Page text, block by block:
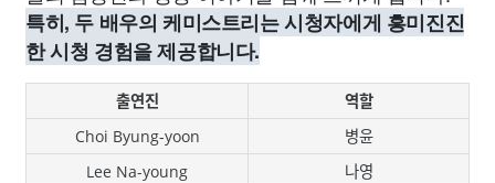
특히, 두 배우의 케미스트리는 시청자에게 흥미진진
한 시청 경험을 제공합니다.
출연진
역할
Choi Byung-yoon
병윤
Lee Na-young
나영